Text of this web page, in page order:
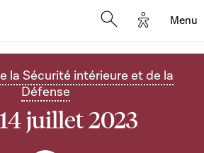
Options
Menu
la Sécurité intérieure et de la
Défense
juillet 2023